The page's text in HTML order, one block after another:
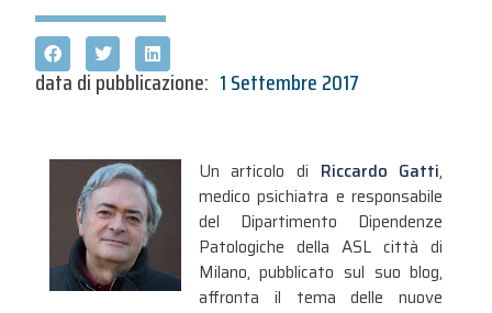
data di pubblicazione: 1 Settembre 2017
Un articolo di Riccardo Gatti,
medico psichiatra e responsabile
del Dipartimento Dipendenze
Patologiche della ASL città di
Milano, pubblicato sul suo blog,
affronta il tema delle nuove